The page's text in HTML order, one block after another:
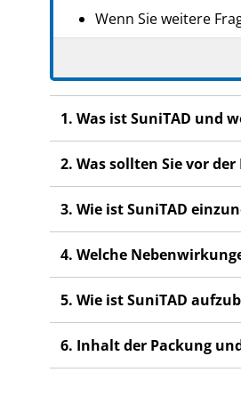
Wenn Sie weitere
Dieses Arzneimittel
Wenn Sie
nicht in dieser
1. Was ist SuniTAD und
2. Was sollten Sie vor
3. Wie ist SuniTAD
4. Welche
5. Wie ist SuniTAD
6. Inhalt der Packung